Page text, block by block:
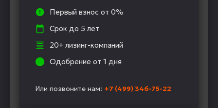
Первый взнос от 0%
Срок до 5 лет
20+ лизинг-компаний
Одобрение от 1 дня
Или позвоните нам: +7 (499) 346-75-22